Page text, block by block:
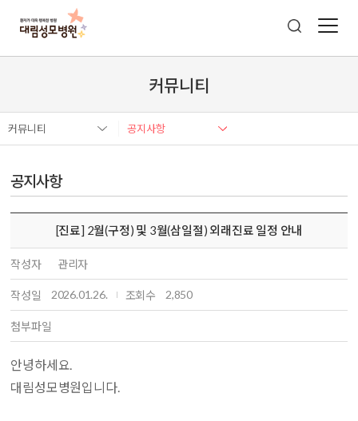
커뮤니티
커뮤니티 공지사항
공지사항
[진료] 2월(구정) 및 3월(삼일절) 외래진료 일정 안내
작성자 관리자
작성일 2026.01.26. 조회수 2,850
첨부파일
안녕하세요.
대림성모병원입니다.